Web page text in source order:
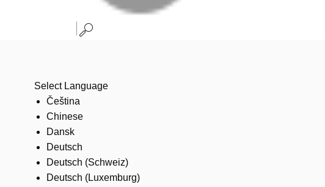
Select Language
Čeština
Chinese
Dansk
Deutsch
Deutsch (Schweiz)
Deutsch (Luxemburg)